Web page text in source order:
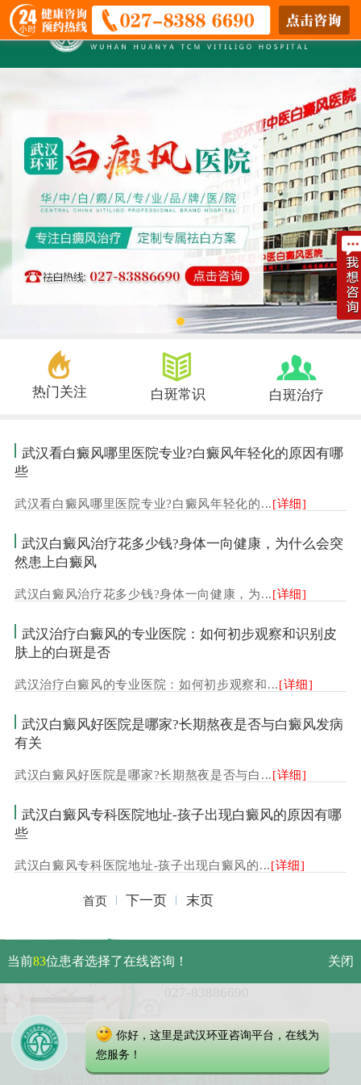
热门关注 白斑常识 白斑治疗
武汉看白癜风哪里医院专业?白癜风年轻化的原因有哪
些
武汉看白癜风哪里医院专业?白癜风年轻化的...[详细]
武汉白癜风治疗花多少钱?身体一向健康，为什么会突
然患上白癜风
武汉白癜风治疗花多少钱?身体一向健康，为...[详细]
武汉治疗白癜风的专业医院：如何初步观察和识别皮
肤上的白斑是否
武汉治疗白癜风的专业医院：如何初步观察和...[详细]
武汉白癜风好医院是哪家?长期熬夜是否与白癜风发病
有关
武汉白癜风好医院是哪家?长期熬夜是否与白...[详细]
武汉白癜风专科医院地址-孩子出现白癜风的原因有哪
些
武汉白癜风专科医院地址-孩子出现白癜风的...[详细]
首页 下一页 末页
武汉市硚口区解放大道479号
Copyright 2023 武汉环亚中医白癜风医院
本网站信息仅做健康参考，具体诊疗请遵医师意见
当前83位患者选择了在线咨询！ 关闭
你好，这里是武汉环亚咨询平台，在线为
您服务！